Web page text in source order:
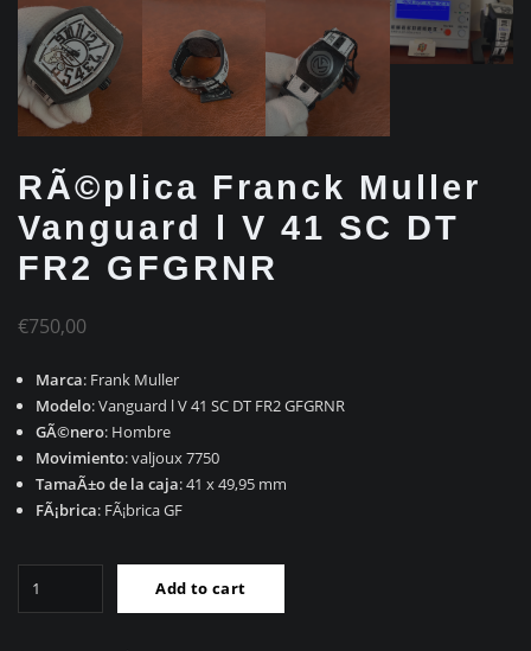
RÃ©plica Franck Muller
Vanguard l V 41 SC DT
FR2 GFGRNR
€750,00
Marca: Frank Muller
Modelo: Vanguard l V 41 SC DT FR2 GFGRNR
GÃ©nero: Hombre
Movimiento: valjoux 7750
TamaÃ±o de la caja: 41 x 49,95 mm
FÃ¡brica: FÃ¡brica GF
Add to cart